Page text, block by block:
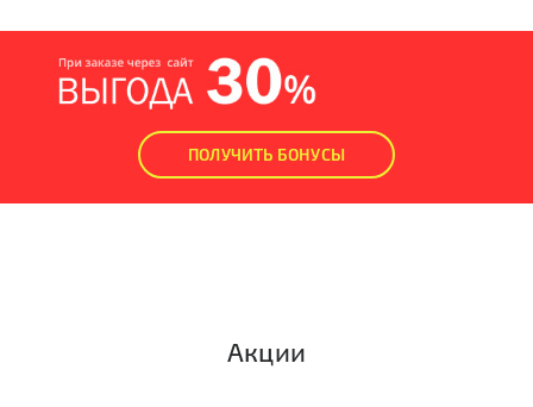
ПОЛУЧИТЬ БОНУСЫ
Акции